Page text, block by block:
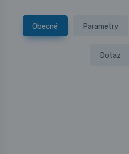
Obecné Parametry
Dotaz